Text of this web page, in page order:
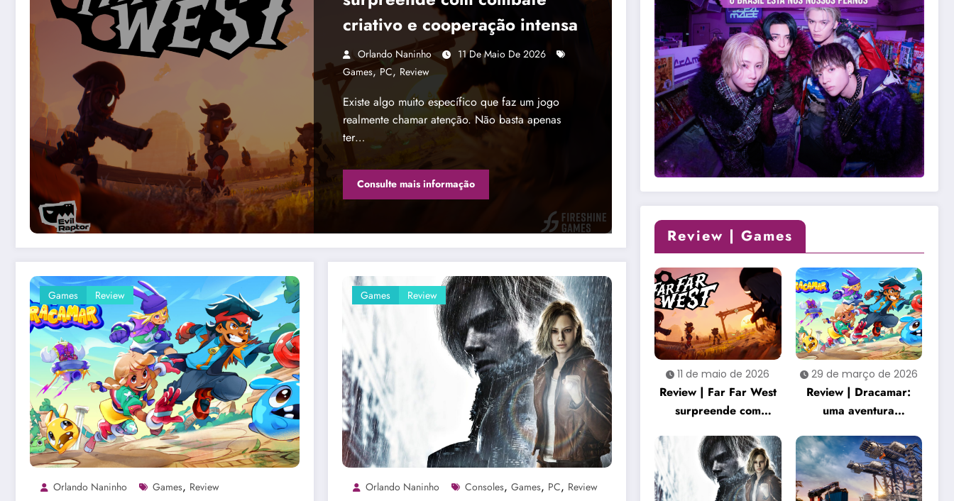
criativo e cooperação intensa
Orlando Naninho
11 De Maio De 2026
Games,PC, Review
Existe algo muito específico que faz um jogo
realmente chamar atenção. Não basta apenas
ter…
Consulte mais informação
Games Review
Orlando Naninho Games, Review
Games Review
Orlando Naninho Consoles, Games, PC, Review
Review | Games
11 de maio de 2026
Review | Far Far West
surpreende com
cooperação intensa
29 de março de 2026
Review | Dracamar:
uma aventura
transforma
simplicidade em
charme